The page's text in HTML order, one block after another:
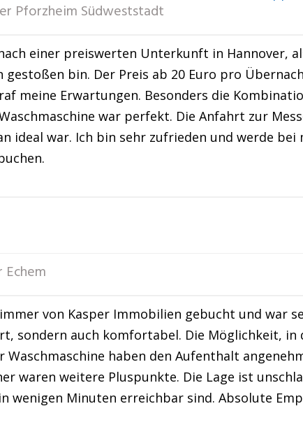
Pforzheim Südweststadt
einer preiswerten Unterkunft in Hannover,
gestoßen bin. Der Preis ab 20 Euro pro
meine Erwartungen. Besonders die
war perfekt. Die Anfahrt zur
ideal war. Ich bin sehr zufrieden und werde bei
von Kasper Immobilien gebucht und war
sondern auch komfortabel. Die Möglichkeit, in
haben den Aufenthalt
waren weitere Pluspunkte. Die Lage ist
wenigen Minuten erreichbar sind. Absolute